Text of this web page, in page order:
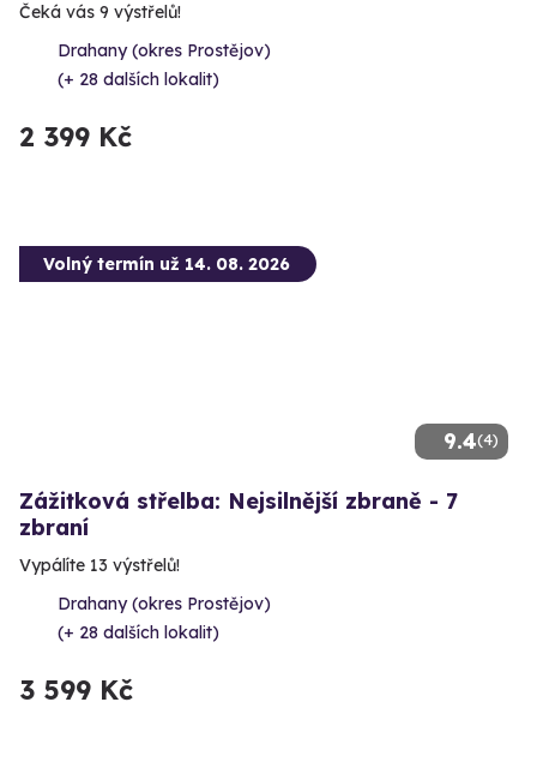
Čeká vás 9 výstřelů!
Drahany (okres Prostějov)
(+ 28 dalších lokalit)
2 399 Kč
9.4(4)
Volný termín už 14. 08. 2026
Zážitková střelba: Nejsilnější zbraně - 7
zbraní
Vypálíte 13 výstřelů!
Drahany (okres Prostějov)
(+ 28 dalších lokalit)
3 599 Kč